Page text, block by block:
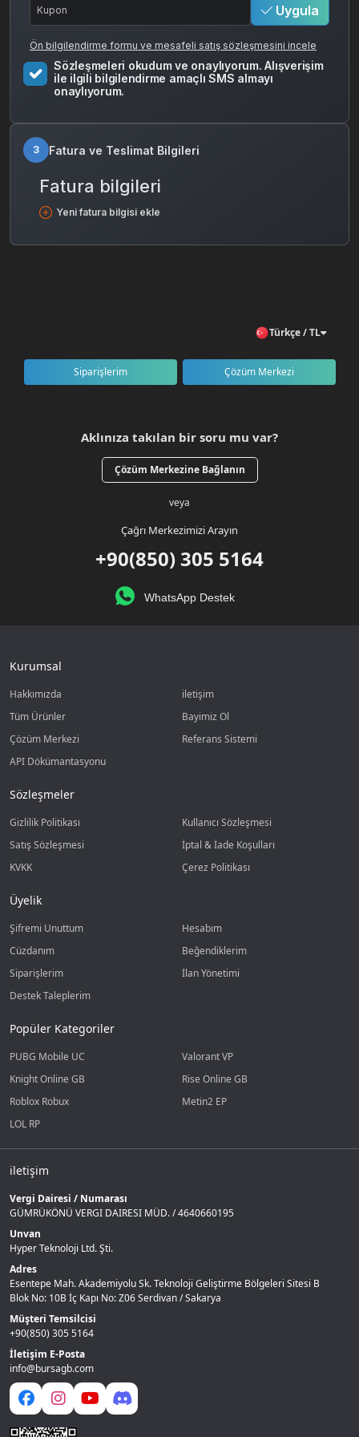
Uygula
Ön bilgilendirme formu ve mesafeli satış sözleşmesini incele
Sözleşmeleri okudum ve onaylıyorum. Alışverişim
ile ilgili bilgilendirme amaçlı SMS almayı
onaylıyorum.
3 Fatura ve Teslimat Bilgileri
Fatura bilgileri
Yeni fatura bilgisi ekle
Türkçe / TL
Siparişlerim Çözüm Merkezi
Aklınıza takılan bir soru mu var?
Çözüm Merkezine Bağlanın
veya
Çağrı Merkezimizi Arayın
+90(850) 305 5164
WhatsApp Destek
Kurumsal
Hakkımızda
iletişim
Tüm Ürünler
Bayimiz Ol
Çözüm Merkezi
Referans Sistemi
API Dökümantasyonu
Sözleşmeler
Gizlilik Politikası
Kullanıcı Sözleşmesi
Satış Sözleşmesi
İptal & İade Koşulları
KVKK
Çerez Politikası
Üyelik
Şifremi Unuttum
Hesabım
Cüzdanım
Beğendiklerim
Siparişlerim
İlan Yönetimi
Destek Taleplerim
Popüler Kategoriler
PUBG Mobile UC
Valorant VP
Knight Online GB
Rise Online GB
Roblox Robux
Metin2 EP
LOL RP
iletişim
Vergi Dairesi / Numarası
GÜMRÜKÖNÜ VERGI DAIRESI MÜD. / 4640660195
Unvan
Hyper Teknoloji Ltd. Şti.
Adres
Esentepe Mah. Akademiyolu Sk. Teknoloji Geliştirme Bölgeleri Sitesi B
Blok No: 10B İç Kapı No: Z06 Serdivan / Sakarya
Müşteri Temsilcisi
+90(850) 305 5164
İletişim E-Posta
info@bursagb.com